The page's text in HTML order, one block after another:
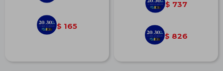
$ 165
$ 737
$ 826